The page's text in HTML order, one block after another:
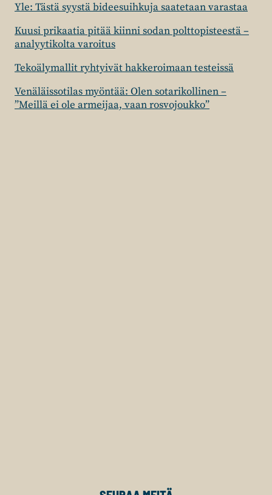
Yle: Tästä syystä bideesuihkuja saatetaan varastaa
Kuusi prikaatia pitää kiinni sodan polttopisteestä –
analyytikolta varoitus
Tekoälymallit ryhtyivät hakkeroimaan testeissä
Venäläissotilas myöntää: Olen sotarikollinen –
”Meillä ei ole armeijaa, vaan rosvojoukko”